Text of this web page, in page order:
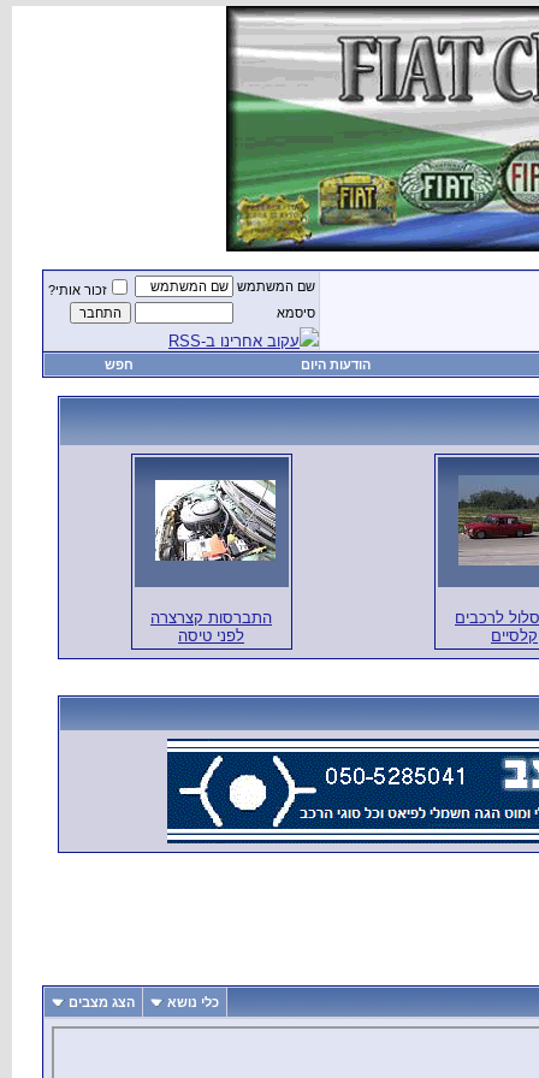
שם המשתמש
זכור אותי?
סיסמא
עקוב אחרינו ב-RSS
הודעות היום חפש
לרכבים
קלסיים
התברסות קצרצרה
לפני טיסה
כלי נושא הצג מצבים